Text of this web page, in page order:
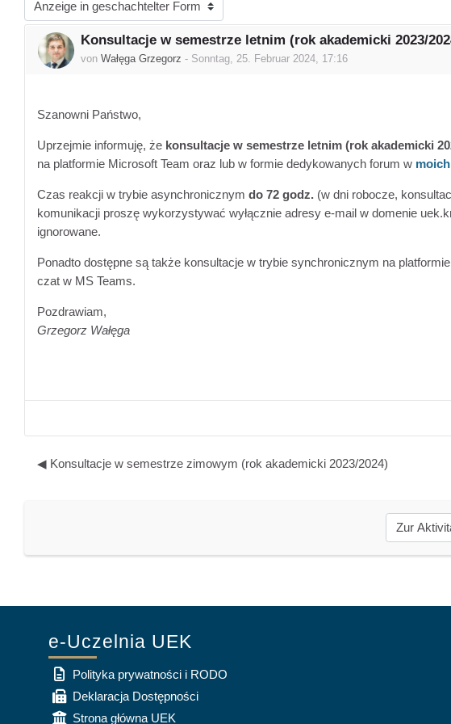
Konsultacje w semestrze letnim (rok akademicki 2023/
von Wałęga Grzegorz - Sonntag, 25. Februar 2024, 17:16
Anzahl Antworten: 0
Szanowni Państwo,
Uprzejmie informuję, że konsultacje w semestrze letnim (rok akademicki
na platformie Microsoft Team oraz lub w formie dedykowanych forum w
Czas reakcji w trybie asynchronicznym do 72 godz. (w dni robocze,
komunikacji proszę wykorzystywać wyłącznie adresy e-mail w domenie
ignorowane.
Ponadto dostępne są także konsultacje w trybie synchronicznym na
czat w MS Teams.
Pozdrawiam,
Grzegorz Wałęga
◀︎ Konsultacje w semestrze zimowym (rok akademicki 2023/2024)
Zur Aktivität
e-Uczelnia UEK
Polityka prywatności i RODO
Deklaracja Dostępności
Strona główna UEK